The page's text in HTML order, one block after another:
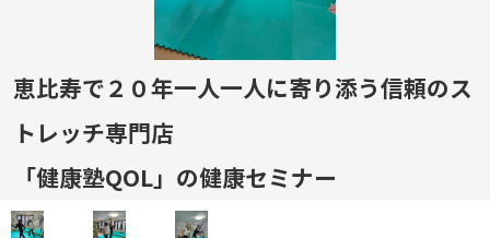
恵比寿で２０年一人一人に寄り添う信頼のス
トレッチ専門店
「健康塾QOL」の健康セミナー